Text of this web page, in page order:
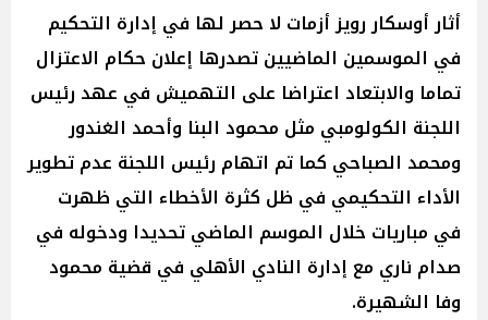
أثار أوسكار رويز أزمات لا حصر لها في إدارة التحكيم
في الموسمين الماضيين تصدرها إعلان حكام الاعتزال
تماما والابتعاد اعتراضا على التهميش في عهد رئيس
اللجنة الكولومبي مثل محمود البنا وأحمد الغندور
ومحمد الصباحي كما تم اتهام رئيس اللجنة عدم تطوير
الأداء التحكيمي في ظل كثرة الأخطاء التي ظهرت
في مباريات خلال الموسم الماضي تحديدا ودخوله في
صدام ناري مع إدارة النادي الأهلي في قضية محمود
وفا الشهيرة.